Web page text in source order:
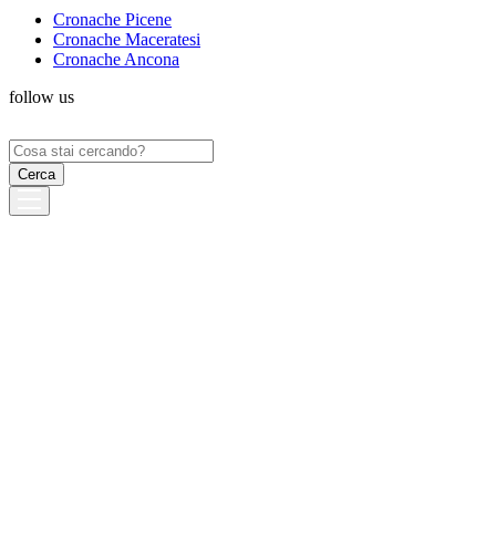
Cronache Picene
Cronache Maceratesi
Cronache Ancona
follow us
Ricerca
per: